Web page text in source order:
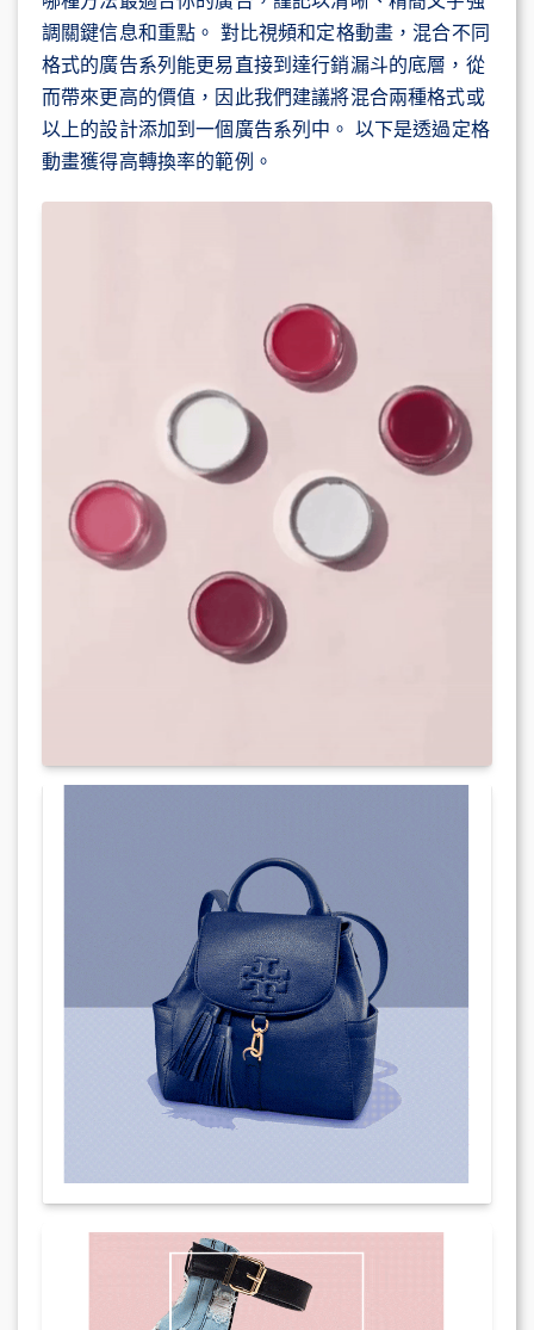
調關鍵信息和重點。 對比視頻和定格動畫，混合不同
格式的廣告系列能更易直接到達行銷漏斗的底層，從
而帶來更高的價值，因此我們建議將混合兩種格式或
以上的設計添加到一個廣告系列中。 以下是透過定格
動畫獲得高轉換率的範例。